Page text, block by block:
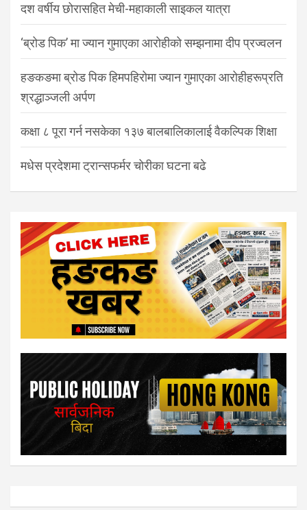
दश वर्षीय छोरासहित मेची-महाकाली साइकल यात्रा
‘ब्रोड पिक’ मा ज्यान गुमाएका आरोहीको सम्झनामा दीप प्रज्वलन
हङकङमा ब्रोड पिक हिमपहिरोमा ज्यान गुमाएका आरोहीहरूप्रति
श्रद्धाञ्जली अर्पण
कक्षा ८ पूरा गर्न नसकेका १३७ बालबालिकालाई वैकल्पिक शिक्षा
मधेस प्रदेशमा ट्रान्सफर्मर चोरीका घटना बढे